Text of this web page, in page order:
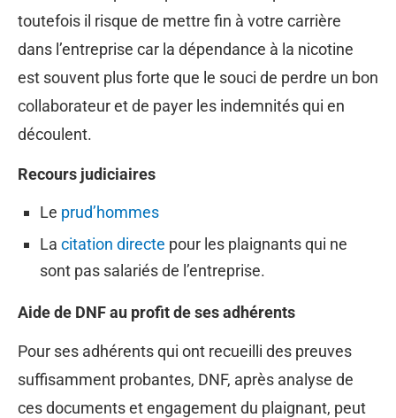
toutefois il risque de mettre fin à votre carrière
dans l’entreprise car la dépendance à la nicotine
est souvent plus forte que le souci de perdre un bon
collaborateur et de payer les indemnités qui en
découlent.
Recours judiciaires
Le prud’hommes
La citation directe pour les plaignants qui ne
sont pas salariés de l’entreprise.
Aide de DNF au profit de ses adhérents
Pour ses adhérents qui ont recueilli des preuves
suffisamment probantes, DNF, après analyse de
ces documents et engagement du plaignant, peut